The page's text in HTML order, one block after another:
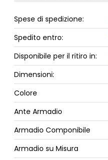
Spese di spedizione:
Spedito entro:
Disponibile per il ritiro in:
Dimensioni:
Colore
Ante Armadio
Armadio Componibile
Armadio su Misura